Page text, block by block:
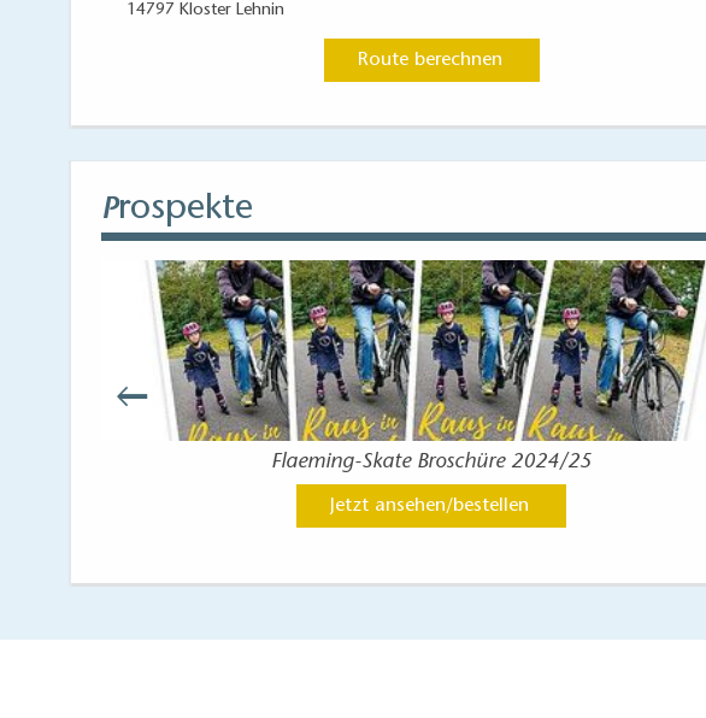
14797 Kloster Lehnin
Route berechnen
Prospekte
Flaeming-Skate Broschüre 2024/25
Jetzt ansehen/bestellen